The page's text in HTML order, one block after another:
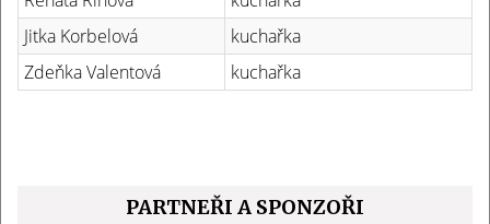
Jitka Korbelová
kuchařka
Zdeňka Valentová
kuchařka
PARTNEŘI A SPONZOŘI